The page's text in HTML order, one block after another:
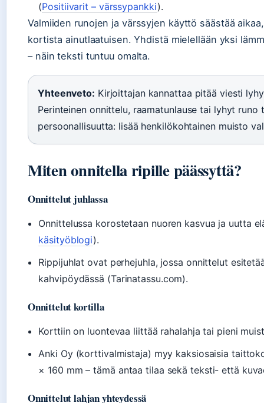
(Positiivarit – värssypankki).
Valmiiden runojen ja värssyjen käyttö säästää
kortista ainutlaatuisen. Yhdistä mielellään yksi
– näin teksti tuntuu omalta.
Yhteenveto: Kirjoittajan kannattaa pitää viesti
Perinteinen onnittelu, raamatunlause tai lyhyt
persoonallisuutta: lisää henkilökohtainen muisto
Miten onnitella ripille päässyttä?
Onnittelut juhlassa
Onnittelussa korostetaan nuoren kasvua ja uutta
käsityöblogi).
Rippijuhlat ovat perhejuhla, jossa onnittelut
kahvipöydässä (Tarinatassu.com).
Onnittelut kortilla
Korttiin on luontevaa liittää rahalahja tai pieni
Anki Oy (korttivalmistaja) myy kaksiosaisia
× 160 mm – tämä antaa tilaa sekä teksti- että
Onnittelut lahjan yhteydessä